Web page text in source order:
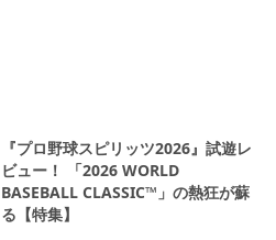
『プロ野球スピリッツ2026』試遊レ
ビュー！ 「2026 WORLD
BASEBALL CLASSIC™」の熱狂が蘇
る【特集】